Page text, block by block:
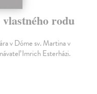
rodu
v Dóme sv. Martina v
Imrich Esterházi.